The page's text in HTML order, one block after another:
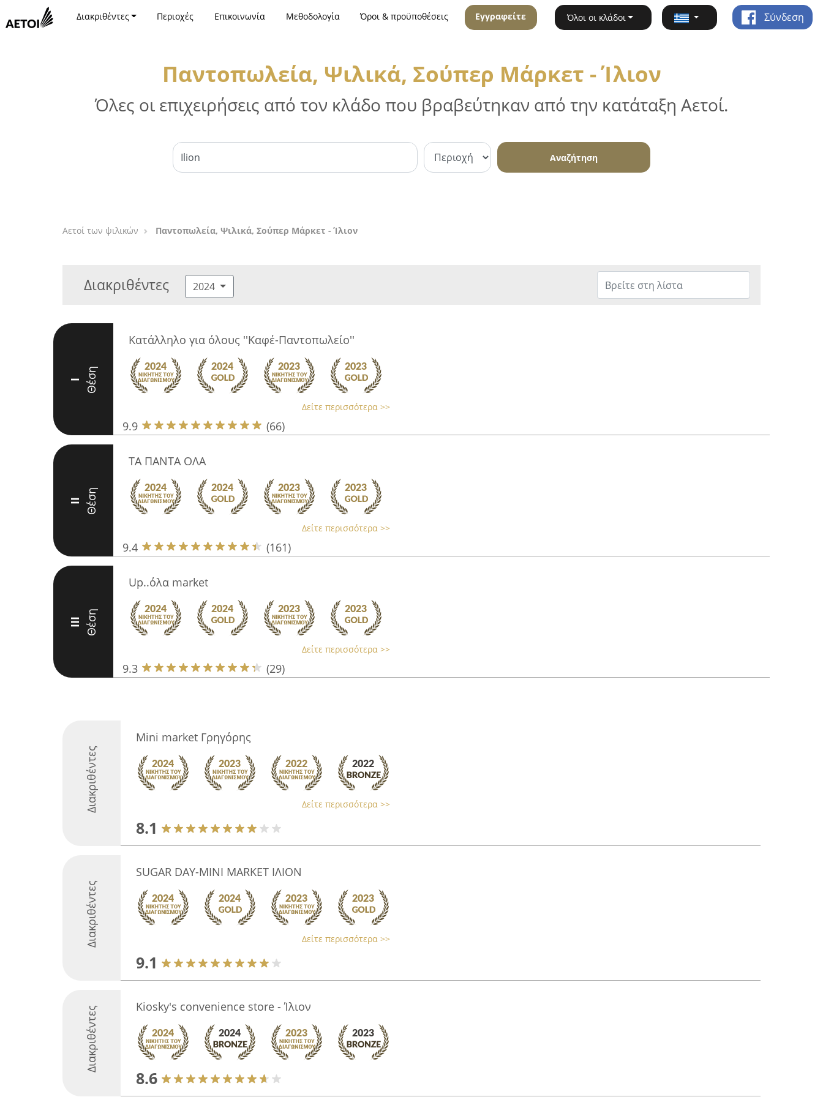
Διακριθέντες Περιοχές Επικοινωνία Μεθοδολογία Όροι & προϋποθέσεις Εγγραφείτε Όλοι οι κλάδοι Σύνδεση
Παντοπωλεία, Ψιλικά, Σούπερ Μάρκετ - Ίλιον
Όλες οι επιχειρήσεις από τον κλάδο που βραβεύτηκαν από την κατάταξη Αετοί.
Αναζήτηση
Αετοί των ψιλικών Παντοπωλεία, Ψιλικά, Σούπερ Μάρκετ - Ίλιον
Διακριθέντες 2024
I Θέση
Κατάλληλο για όλους ''Καφέ-Παντοπωλείο''
Δείτε περισσότερα >>
9.9 (66)
II Θέση
ΤΑ ΠΑΝΤΑ ΟΛΑ
Δείτε περισσότερα >>
9.4 (161)
III Θέση
Up..όλα market
Δείτε περισσότερα >>
9.3 (29)
Διακριθέντες
Mini market Γρηγόρης
Δείτε περισσότερα >>
8.1
Διακριθέντες
SUGAR DAY-MINI MARKET ΙΛΙΟΝ
Δείτε περισσότερα >>
9.1
Διακριθέντες Kiosky's convenience store - Ίλιον
8.6